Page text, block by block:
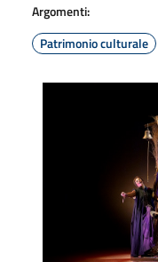
Argomenti:
Patrimonio culturale